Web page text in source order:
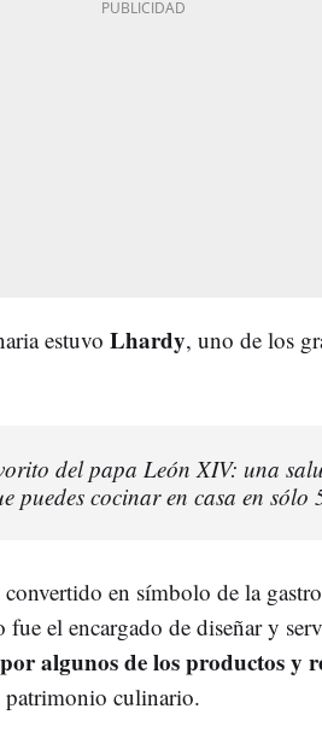
estuvo Lhardy, uno de los
del papa León XIV: una
puedes cocinar en casa en sólo
en símbolo de la
fue el encargado de diseñar y
algunos de los productos y
patrimonio culinario.